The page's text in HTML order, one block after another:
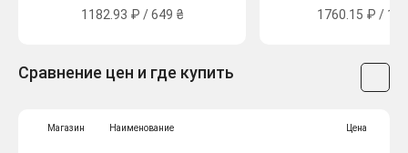
1182.93 ₽ / 649 ₴ 1760.15 ₽ /
Сравнение цен и где купить
Магазин Наименование Цена